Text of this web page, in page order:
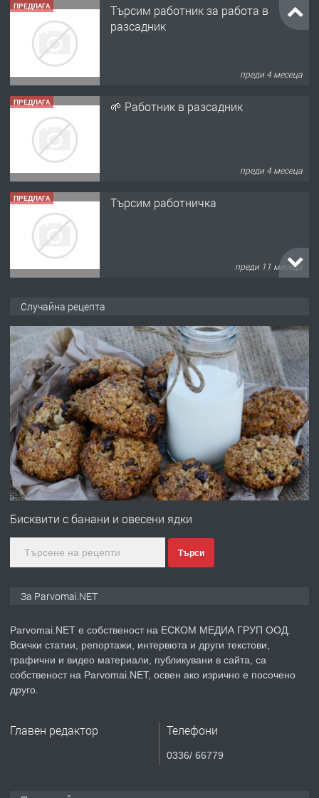
ПРЕДЛАГА
Търсим работник за работа в
разсадник
преди 4 месеца
ПРЕДЛАГА 🌱 Работник в разсадник
преди 4 месеца
ПРЕДЛАГА Търсим работничка
преди 11 месеца
преди 1 година
ПРЕДЛАГА Работа за общи работници
преди 1 година
ПРЕДЛАГА
Първи поход "По стъпките на Ангел
преди 1 година
ПРЕДЛАГА Уроци по Математика
Случайна рецепта
Бисквити с банани и овесени ядки
Търси
За Parvomai.NET
Parvomai.NET е собственост на ЕСКОМ МЕДИА ГРУП ООД.
Всички статии, репортажи, интервюта и други текстови,
графични и видео материали, публикувани в сайта, са
собственост на Parvomai.NET, освен ако изрично е посочено
друго.
Главен редактор Телефони
0336/ 66779